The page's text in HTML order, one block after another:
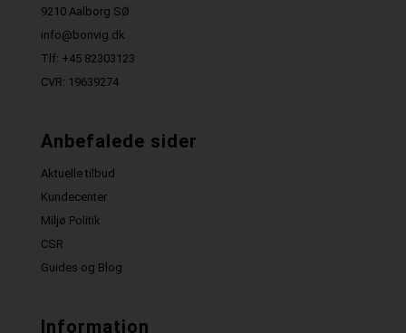
9210 Aalborg SØ
info@bonvig.dk
Tlf: +45 82303123
CVR: 19639274
Anbefalede sider
Aktuelle tilbud
Kundecenter
Miljø Politik
CSR
Guides og Blog
Information